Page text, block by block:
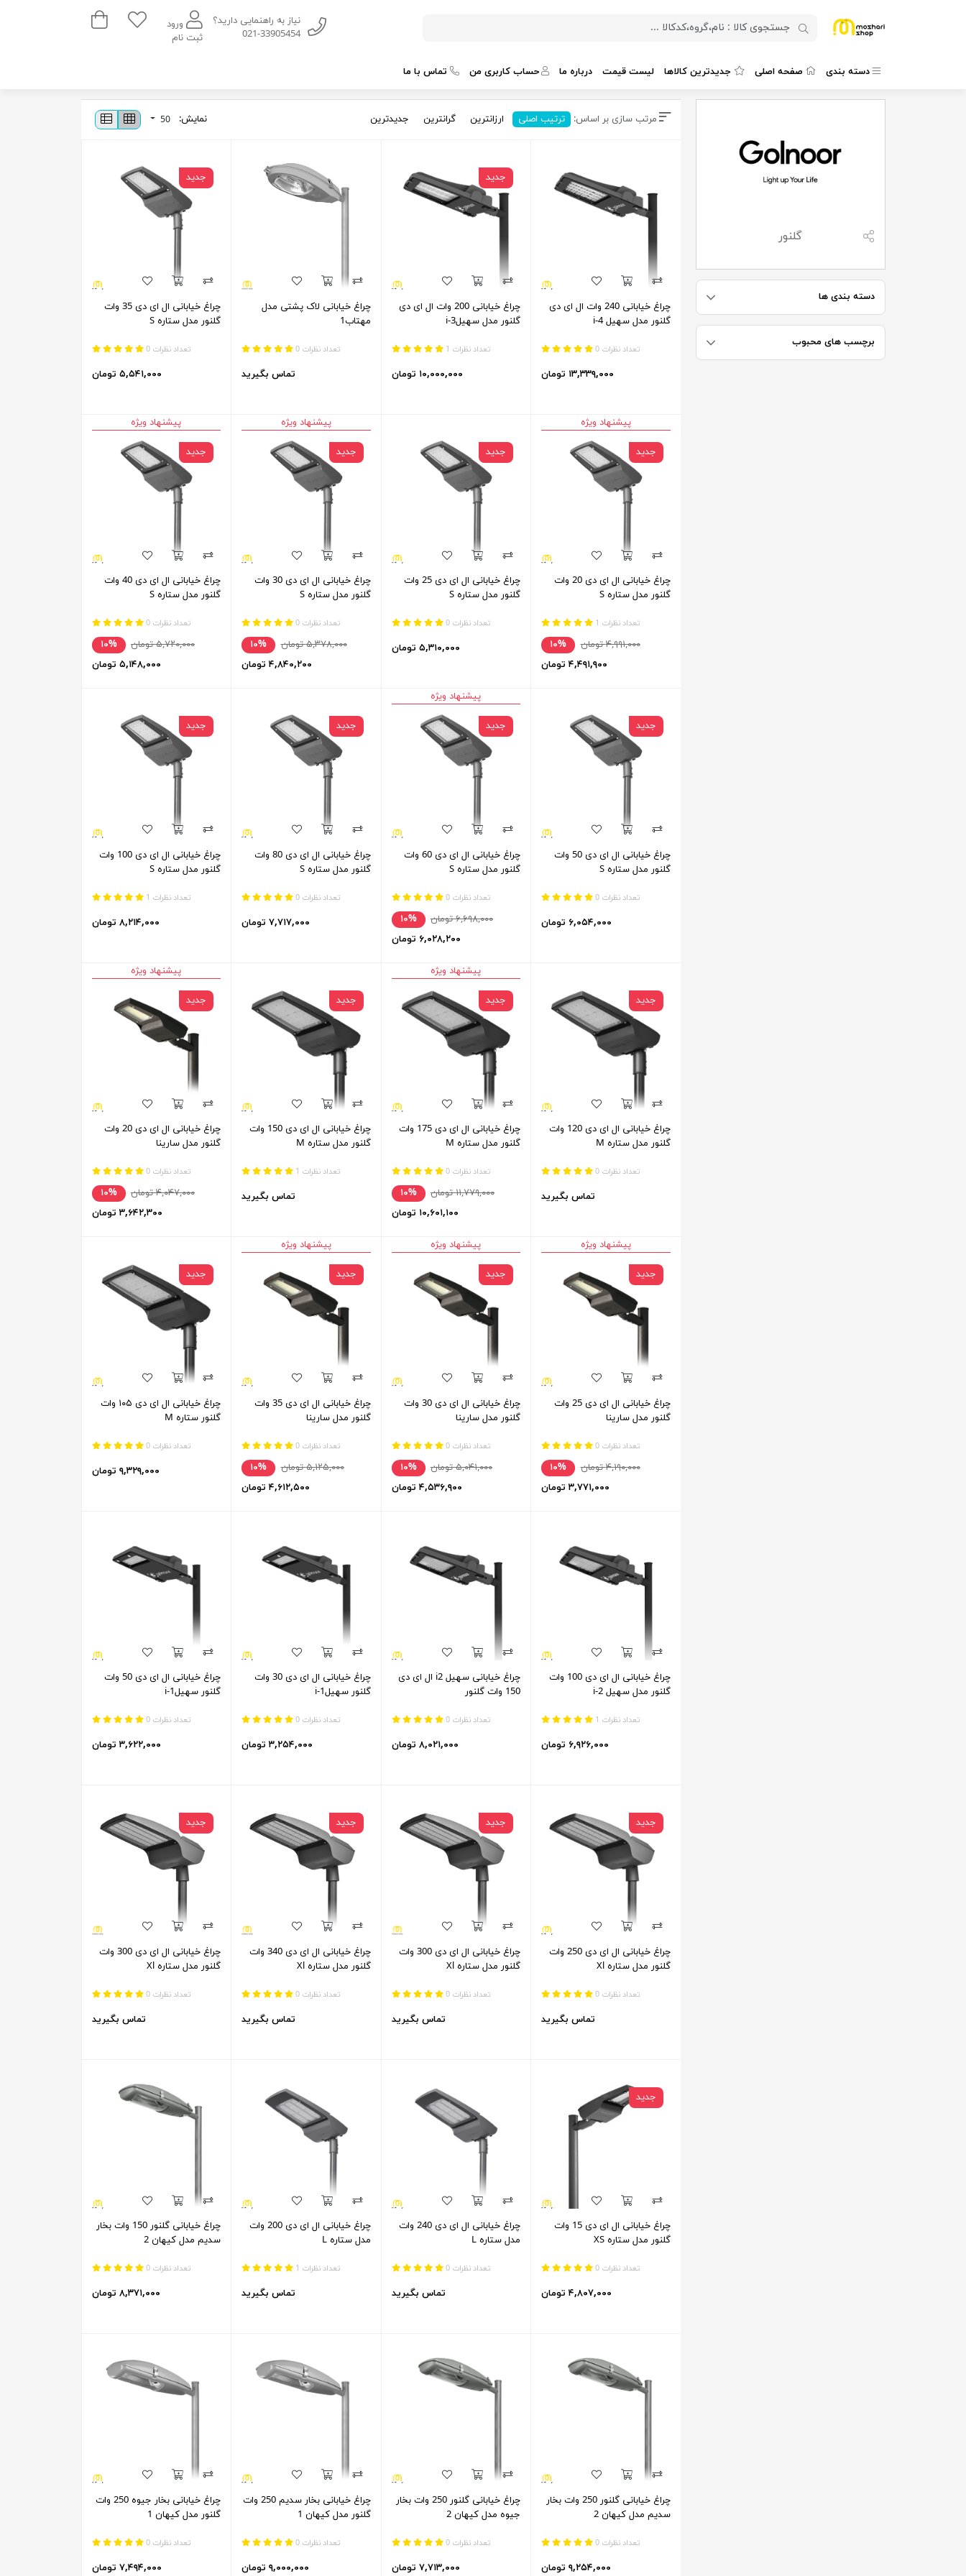
نیاز به راهنمایی دارید؟
021-33905454
ورود
ثبت نام
سبد خرید
دسته بندی صفحه اصلی جدیدترین کالاها لیست قیمت درباره ما حساب کاربری من تماس با ما
گلنور
دسته بندی ها
برچسب های محبوب
مرتب سازی بر اساس: ترتیب اصلی ارزانترین گرانترین جدیدترین نمایش: 50
چراغ خیابانی 240 وات ال ای دی
گلنور مدل سهیل i-4
تعداد نظرات 0
۱۳,۳۳۹,۰۰۰ تومان
جدید
چراغ خیابانی 200 وات ال ای دی
گلنور مدل سهیل3-i
تعداد نظرات 1
۱۰,۰۰۰,۰۰۰ تومان
چراغ خیابانی لاک پشتی مدل
مهتاب1
تعداد نظرات 0
تماس بگیرید
جدید
چراغ خیابانی ال ای دی 35 وات
گلنور مدل ستاره S
تعداد نظرات 0
۵,۵۴۱,۰۰۰ تومان
جدید
پیشنهاد ویژه
چراغ خیابانی ال ای دی 20 وات
گلنور مدل ستاره S
تعداد نظرات 1
۴,۹۹۱,۰۰۰ تومان
۱۰%
۴,۴۹۱,۹۰۰ تومان
جدید
چراغ خیابانی ال ای دی 25 وات
گلنور مدل ستاره S
تعداد نظرات 0
۵,۳۱۰,۰۰۰ تومان
جدید
پیشنهاد ویژه
چراغ خیابانی ال ای دی 30 وات
گلنور مدل ستاره S
تعداد نظرات 0
۵,۳۷۸,۰۰۰ تومان
۱۰%
۴,۸۴۰,۲۰۰ تومان
جدید
پیشنهاد ویژه
چراغ خیابانی ال ای دی 40 وات
گلنور مدل ستاره S
تعداد نظرات 0
۵,۷۲۰,۰۰۰ تومان
۱۰%
۵,۱۴۸,۰۰۰ تومان
جدید
چراغ خیابانی ال ای دی 50 وات
گلنور مدل ستاره S
تعداد نظرات 0
۶,۰۵۴,۰۰۰ تومان
جدید
پیشنهاد ویژه
چراغ خیابانی ال ای دی 60 وات
گلنور مدل ستاره S
تعداد نظرات 0
۶,۶۹۸,۰۰۰ تومان
۱۰%
۶,۰۲۸,۲۰۰ تومان
جدید
چراغ خیابانی ال ای دی 80 وات
گلنور مدل ستاره S
تعداد نظرات 0
۷,۷۱۷,۰۰۰ تومان
جدید
چراغ خیابانی ال ای دی 100 وات
گلنور مدل ستاره S
تعداد نظرات 1
۸,۲۱۴,۰۰۰ تومان
جدید
چراغ خیابانی ال ای دی 120 وات
گلنور مدل ستاره M
تعداد نظرات 0
تماس بگیرید
جدید
پیشنهاد ویژه
چراغ خیابانی ال ای دی 175 وات
گلنور مدل ستاره M
تعداد نظرات 0
۱۱,۷۷۹,۰۰۰ تومان
۱۰%
۱۰,۶۰۱,۱۰۰ تومان
جدید
چراغ خیابانی ال ای دی 150 وات
گلنور مدل ستاره M
تعداد نظرات 1
تماس بگیرید
جدید
پیشنهاد ویژه
چراغ خیابانی ال ای دی 20 وات
گلنور مدل سارینا
تعداد نظرات 0
۴,۰۴۷,۰۰۰ تومان
۱۰%
۳,۶۴۲,۳۰۰ تومان
جدید
پیشنهاد ویژه
چراغ خیابانی ال ای دی 25 وات
گلنور مدل سارینا
تعداد نظرات 0
۴,۱۹۰,۰۰۰ تومان
۱۰%
۳,۷۷۱,۰۰۰ تومان
جدید
پیشنهاد ویژه
چراغ خیابانی ال ای دی 30 وات
گلنور مدل سارینا
تعداد نظرات 0
۵,۰۴۱,۰۰۰ تومان
۱۰%
۴,۵۳۶,۹۰۰ تومان
جدید
پیشنهاد ویژه
چراغ خیابانی ال ای دی 35 وات
گلنور مدل سارینا
تعداد نظرات 0
۵,۱۲۵,۰۰۰ تومان
۱۰%
۴,۶۱۲,۵۰۰ تومان
جدید
چراغ خیابانی ال ای دی ۱۰۵ وات
گلنور ستاره M
تعداد نظرات 0
۹,۳۲۹,۰۰۰ تومان
چراغ خیابانی ال ای دی 100 وات
گلنور مدل سهیل 2-i
تعداد نظرات 1
۶,۹۲۶,۰۰۰ تومان
چراغ خیابانی سهیل i2 ال ای دی
150 وات گلنور
تعداد نظرات 0
۸,۰۲۱,۰۰۰ تومان
چراغ خیابانی ال ای دی 30 وات
گلنور سهیل1-i
تعداد نظرات 0
۳,۲۵۴,۰۰۰ تومان
چراغ خیابانی ال ای دی 50 وات
گلنور سهیل1-i
تعداد نظرات 0
۳,۶۲۲,۰۰۰ تومان
جدید
چراغ خیابانی ال ای دی 250 وات
گلنور مدل ستاره Xl
تعداد نظرات 0
تماس بگیرید
جدید
چراغ خیابانی ال ای دی 300 وات
گلنور مدل ستاره Xl
تعداد نظرات 0
تماس بگیرید
جدید
چراغ خیابانی ال ای دی 340 وات
گلنور مدل ستاره Xl
تعداد نظرات 0
تماس بگیرید
جدید
چراغ خیابانی ال ای دی 300 وات
گلنور مدل ستاره Xl
تعداد نظرات 0
تماس بگیرید
جدید
چراغ خیابانی ال ای دی 15 وات
گلنور مدل ستاره XS
تعداد نظرات 0
۴,۸۰۷,۰۰۰ تومان
چراغ خیابانی ال ای دی 240 وات
مدل ستاره L
تعداد نظرات 0
تماس بگیرید
چراغ خیابانی ال ای دی 200 وات
مدل ستاره L
تعداد نظرات 1
تماس بگیرید
چراغ خیابانی گلنور 150 وات بخار
سدیم مدل کیهان 2
تعداد نظرات 0
۸,۳۷۱,۰۰۰ تومان
چراغ خیابانی گلنور 250 وات بخار
سدیم مدل کیهان 2
تعداد نظرات 0
۹,۲۵۴,۰۰۰ تومان
چراغ خیابانی گلنور 250 وات بخار
جیوه مدل کیهان 2
تعداد نظرات 0
۷,۷۱۳,۰۰۰ تومان
چراغ خیابانی بخار سدیم 250 وات
گلنور مدل کیهان 1
تعداد نظرات 0
۹,۰۰۰,۰۰۰ تومان
چراغ خیابانی بخار جیوه 250 وات
گلنور مدل کیهان 1
تعداد نظرات 0
۷,۴۹۴,۰۰۰ تومان